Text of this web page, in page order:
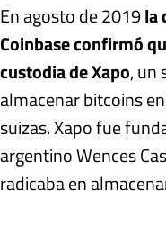
En agosto de 2019la
Coinbase confirmó
custodia de Xapo, un
almacenar bitcoins
suizas. Xapo fue
argentino Wences
radicaba en